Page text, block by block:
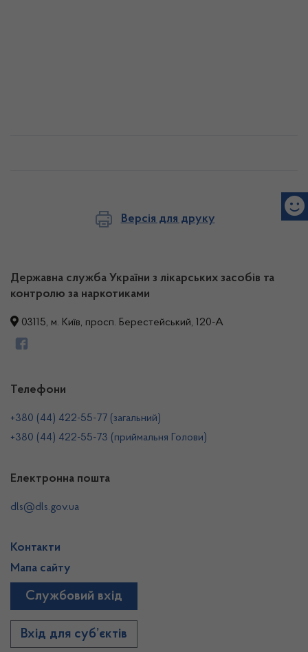
Версія для друку
Державна служба України з лікарських засобів та
контролю за наркотиками
03115, м. Київ, просп. Берестейський, 120-А
Телефони
+380 (44) 422-55-77 (загальний)
+380 (44) 422-55-73 (приймальня Голови)
Електронна пошта
dls@dls.gov.ua
Контакти
Мапа сайту
Службовий вхід
Вхід для суб’єктів